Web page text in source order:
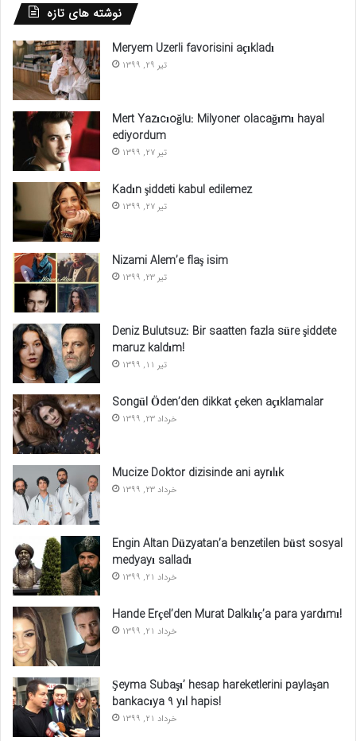
نوشته های تازه
Meryem Uzerli favorisini açıkladı
تیر 29, 1399
Mert Yazıcıoğlu: Milyoner olacağımı hayal
ediyordum
تیر 27, 1399
Kadın şiddeti kabul edilemez
تیر 27, 1399
Nizami Alem’e flaş isim
تیر 23, 1399
Deniz Bulutsuz: Bir saatten fazla süre şiddete
maruz kaldım!
تیر 11, 1399
Songül Öden’den dikkat çeken açıklamalar
خرداد 23, 1399
Mucize Doktor dizisinde ani ayrılık
خرداد 23, 1399
Engin Altan Düzyatan’a benzetilen büst sosyal
medyayı salladı
خرداد 21, 1399
Hande Erçel’den Murat Dalkılıç’a para yardımı!
خرداد 21, 1399
Şeyma Subaşı’ hesap hareketlerini paylaşan
bankacıya 9 yıl hapis!
خرداد 21, 1399